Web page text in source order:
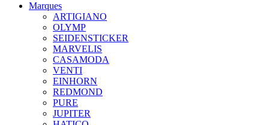
Marques
ARTIGIANO
OLYMP
SEIDENSTICKER
MARVELIS
CASAMODA
VENTI
EINHORN
REDMOND
PURE
JUPITER